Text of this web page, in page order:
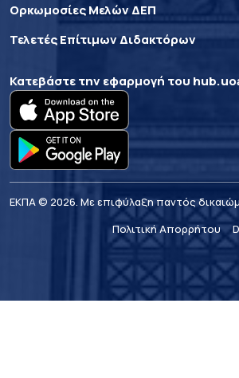
Ορκωμοσίες Μελών ΔΕΠ
Τελετές Επίτιμων Διδακτόρων
Κατεβάστε την εφαρμογή του
ΕΚΠΑ © 2026. Με επιφύλαξη παντός
Πολιτική Απορρήτου